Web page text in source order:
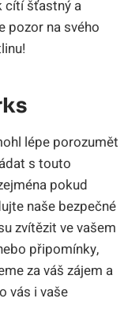
cítí šťastný a
pozor na svého
lépe porozumět
s touto
pokud
naše bezpečné
zvítězit ve vašem
připomínky,
za váš zájem a
vás i vaše